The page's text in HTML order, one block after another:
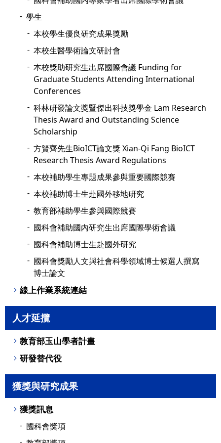
學生
本校學生優良研究成果獎勵
本校生醫學術論文研討會
本校獎助研究生出席國際會議 Funding for
Graduate Students Attending International
Conferences
科林研發論文獎暨傑出科技獎學金 Lam Research
Thesis Award and Outstanding Science
Scholarship
方賢齊先生BioICT論文獎 Xian-Qi Fang BioICT
Research Thesis Award Regulations
本校補助學生專題成果參與重要國際競賽
本校補助博士生赴國外移地研究
教育部補助學生參與國際競賽
國科會補助國內研究生出席國際學術會議
國科會補助博士生赴國外研究
國科會獎勵人文與社會科學領域博士候選人撰寫
博士論文
線上作業系統連結
人才延攬
教育部玉山學者計畫
研發替代役
獲獎與研究成果
獲獎訊息
國科會獎項